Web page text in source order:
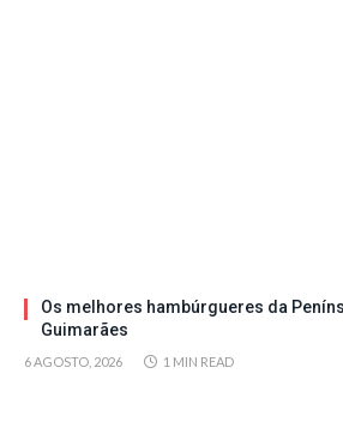
Os melhores hambúrgueres da
Guimarães
6 AGOSTO, 2026 1 MIN READ